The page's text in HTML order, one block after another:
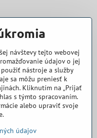
- Bratislava
návštevy tejto webovej
údajov o jej
nástroje a služby
sa môžu preniesť k
Kliknutím na „Prijať
s týmto spracovaním.
alebo upraviť svoje
údajov